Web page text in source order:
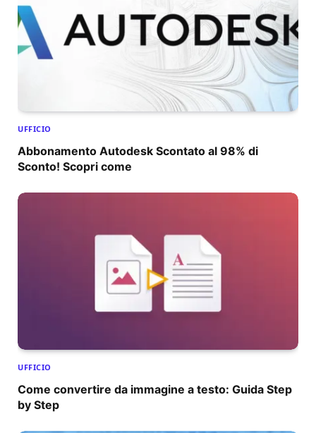
UFFICIO
Abbonamento Autodesk Scontato al 98% di
Sconto! Scopri come
UFFICIO
Come convertire da immagine a testo: Guida Step
by Step